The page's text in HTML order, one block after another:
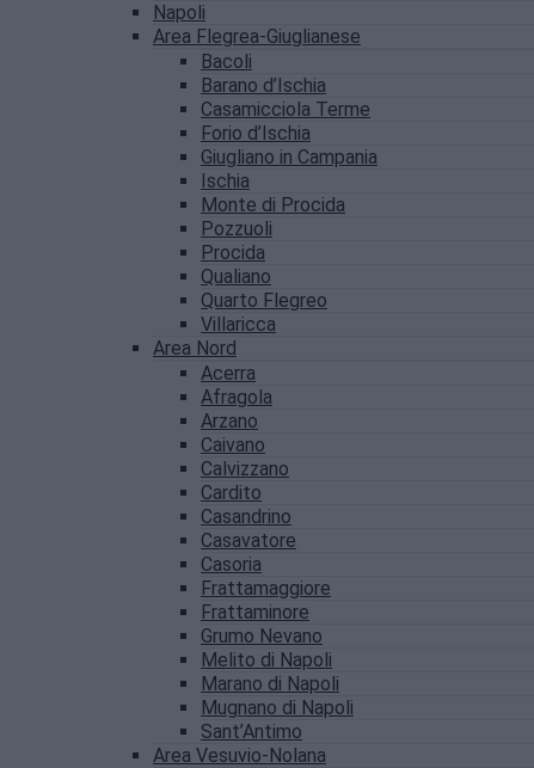
Napoli
Area Flegrea-Giuglianese
Bacoli
Barano d’Ischia
Casamicciola Terme
Forio d’Ischia
Giugliano in Campania
Ischia
Monte di Procida
Pozzuoli
Procida
Qualiano
Quarto Flegreo
Villaricca
Area Nord
Acerra
Afragola
Arzano
Caivano
Calvizzano
Cardito
Casandrino
Casavatore
Casoria
Frattamaggiore
Frattaminore
Grumo Nevano
Melito di Napoli
Marano di Napoli
Mugnano di Napoli
Sant’Antimo
Area Vesuvio-Nolana